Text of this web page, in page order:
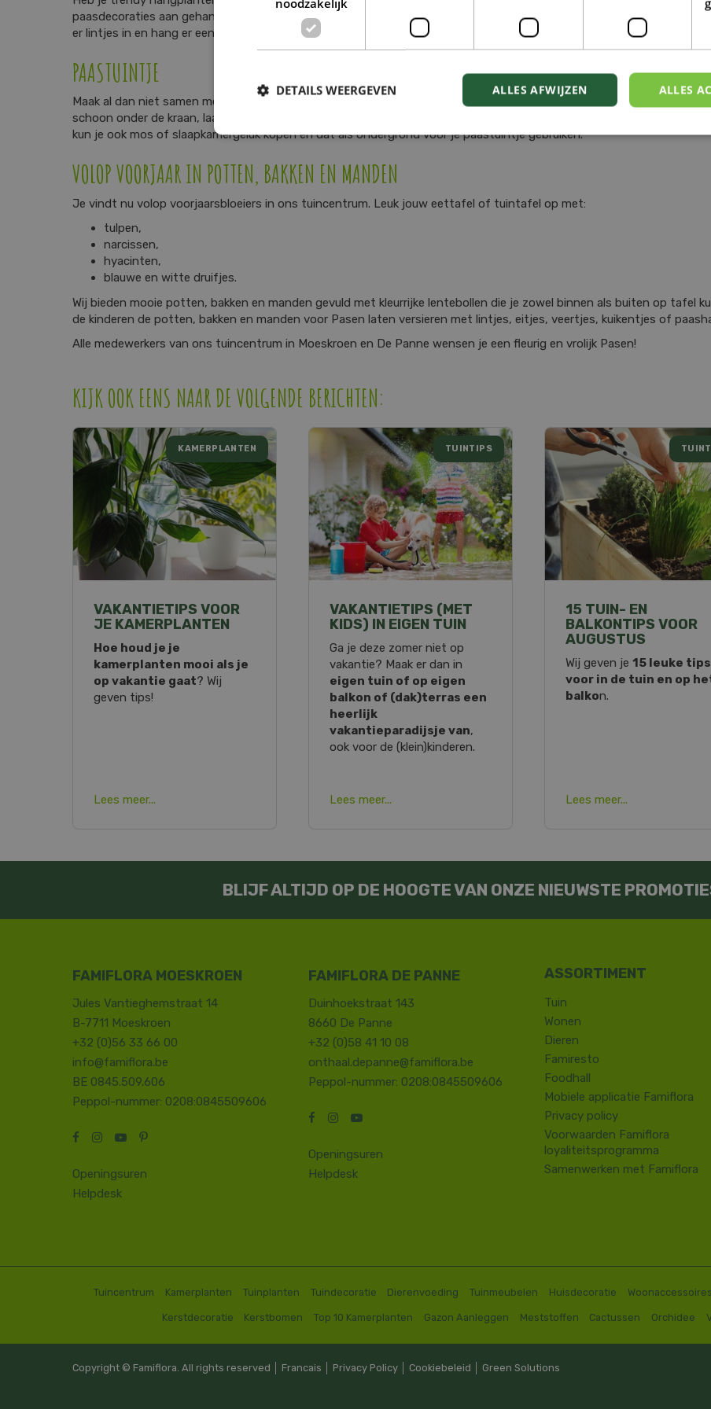
paasdecoraties aan gehangen worden. Of maak een paaskrans, met een kant-en-klare krans van stro, takken of
er lintjes in en hang er een paar paasdecoraties aan en geef de krans een plekje aan de voordeur, servieskast of
PAASTUINTJE
Maak al dan niet samen met de kleintjes een mand of schaal met eitjes, haasjes, veertjes of kippetjes 'in het groen'.
schoon onder de kraan, laat ze drogen en gebruik ze als groen bedje voor je decoraties en gekookte of chocolade
kun je ook mos of slaapkamergeluk kopen en dat als ondergrond voor je paastuintje gebruiken.
VOLOP VOORJAAR IN POTTEN, BAKKEN EN MANDEN
Je vindt nu volop voorjaarsbloeiers in ons tuincentrum. Leuk jouw eettafel of tuintafel op met:
tulpen,
narcissen,
hyacinten,
blauwe en witte druifjes.
Wij bieden mooie potten, bakken en manden gevuld met kleurrijke lentebollen die je zowel binnen als buiten op tafel
de kinderen de potten, bakken en manden voor Pasen laten versieren met lintjes, eitjes, veertjes, kuikentjes of
Alle medewerkers van ons tuincentrum in Moeskroen en De Panne wensen je een fleurig en vrolijk Pasen!
KIJK OOK EENS NAAR DE VOLGENDE BERICHTEN:
VAKANTIETIPS VOOR
JE KAMERPLANTEN
KAMERPLANTEN
Hoe houd je je
kamerplanten mooi als je
op vakantie gaat? Wij
geven tips!
Lees meer...
VAKANTIETIPS (MET
KIDS) IN EIGEN TUIN
TUINTIPS
Ga je deze zomer niet op
vakantie? Maak er dan in
eigen tuin of op eigen
balkon of (dak)terras een
heerlijk
vakantieparadijsje van,
ook voor de (klein)kinderen.
Lees meer...
15 TUIN- EN
BALKONTIPS VOOR
AUGUSTUS
Wij geven je15 leuke tips
voor in de tuin en op
balkon.
Lees meer...
BLIJF ALTIJD OP DE HOOGTE VAN ONZE NIEUWSTE
FAMIFLORA MOESKROEN
Jules Vantieghemstraat 14
B-7711 Moeskroen
+32 (0)56 33 66 00
info@famiflora.be
BE 0845.509.606
Peppol-nummer: 0208:0845509606
Openingsuren
Helpdesk
FAMIFLORA DE PANNE
Duinhoekstraat 143
8660 De Panne
+32 (0)58 41 10 08
onthaal.depanne@famiflora.be
Peppol-nummer: 0208:0845509606
Openingsuren
Helpdesk
Tuin
Wonen
Dieren
Famiresto
Foodhall
Mobiele applicatie Famiflora
Privacy policy
Voorwaarden Famiflora
loyaliteitsprogramma
Samenwerken met Famiflora
Tuincentrum Kamerplanten Tuinplanten Tuindecoratie Dierenvoeding Tuinmeubelen Huisdecoratie Woonaccessoires
Kerstdecoratie Kerstbomen Top 10 Kamerplanten Gazon Aanleggen Meststoffen Cactussen Orchidee
Copyright © Famiflora. All rights reserved │ Francais Privacy Policy Cookiebeleid Green Solutions
ALLES
ALLES AFWIJZEN
DETAILS WEERGEVEN